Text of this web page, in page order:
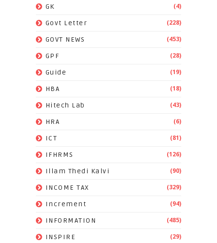
GK (4)
Govt Letter (228)
GOVT NEWS (453)
GPF (28)
Guide (19)
HBA (18)
Hitech Lab (43)
HRA (6)
ICT (81)
IFHRMS (126)
Illam Thedi Kalvi (90)
INCOME TAX (329)
Increment (94)
INFORMATION (485)
INSPIRE (29)